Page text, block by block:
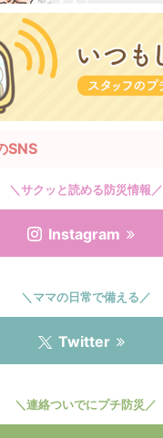
SNS
＼サクッと読める防災情報／
Instagram
＼ママの日常で備える／
Twitter
＼連絡ついでにプチ防災／